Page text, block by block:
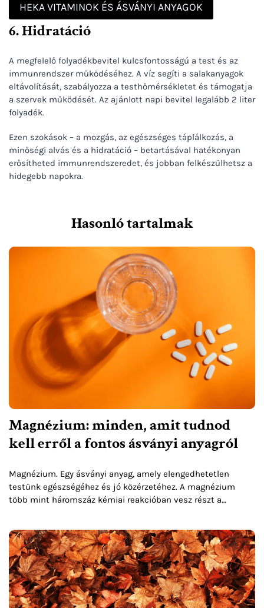
HEKA VITAMINOK ÉS ÁSVÁNYI ANYAGOK
6. Hidratáció
A megfelelő folyadékbevitel kulcsfontosságú a test és az
immunrendszer működéséhez. A víz segíti a salakanyagok
eltávolítását, szabályozza a testhőmérsékletet és támogatja
a szervek működését. Az ajánlott napi bevitel legalább 2 liter
folyadék.
Ezen szokások – a mozgás, az egészséges táplálkozás, a
minőségi alvás és a hidratáció – betartásával hatékonyan
erősítheted immunrendszeredet, és jobban felkészülhetsz a
hidegebb napokra.
Hasonló tartalmak
Magnézium: minden, amit tudnod
kell erről a fontos ásványi anyagról
Magnézium. Egy ásványi anyag, amely elengedhetetlen
testünk egészségéhez és jó közérzetéhez. A magnézium
több mint háromszáz kémiai reakcióban vesz részt a
szabályozásában...